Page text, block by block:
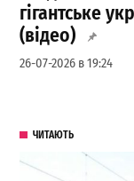
гігантське
(відео)
26-07-2026 в 19:24
ЧИТАЮТЬ